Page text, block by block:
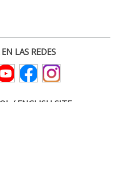
LAS REDES
/ ENGLISH SITE